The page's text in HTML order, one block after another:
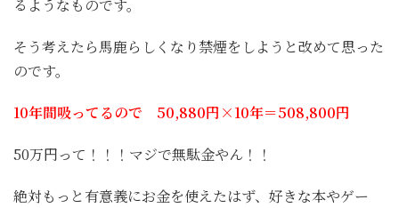
るようなものです。
そう考えたら馬鹿らしくなり禁煙をしようと改めて思った
のです。
10年間吸ってるので 50,880円×10年＝508,800円
50万円って！！！マジで無駄金やん！！
絶対もっと有意義にお金を使えたはず、好きな本やゲー